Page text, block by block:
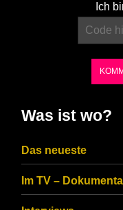
CAPTCHA
ensure
Ich
Was ist wo?
Das neueste
Im TV –